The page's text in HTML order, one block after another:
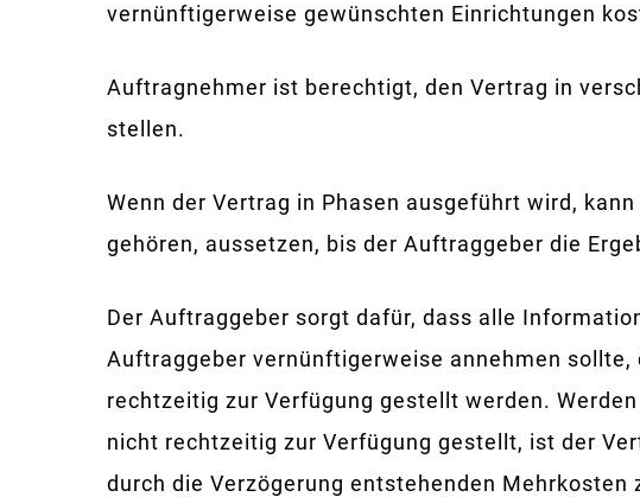
vernünftigerweise gewünschten Einrichtungen
Auftragnehmer ist berechtigt, den Vertrag in
stellen.
Wenn der Vertrag in Phasen ausgeführt wird,
gehören, aussetzen, bis der Auftraggeber die
Der Auftraggeber sorgt dafür, dass alle
Auftraggeber vernünftigerweise annehmen
rechtzeitig zur Verfügung gestellt werden.
nicht rechtzeitig zur Verfügung gestellt, ist der
durch die Verzögerung entstehenden